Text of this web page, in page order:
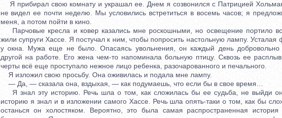
Я прибирал свою комнату и украшал ее. Днем я созвонился с Патрицией
не видел ее почти неделю. Мы условились встретиться в восемь часов; я
меня, а потом пойти в кино.
Парчовые кресла и ковер казались мне роскошными, но освещение портило
жили супруги Хассе. Я постучал к ним, чтобы попросить настольную лампу. Усталая
у окна. Мужа еще не было. Опасаясь увольнения, он каждый день добровольно
другой на работе. Его жена чем-то напоминала больную птицу. Сквозь ее
черты всё еще проступало нежное лицо ребенка, разочарованного и печального.
Я изложил свою просьбу. Она оживилась и подала мне лампу.
— Да, — сказала она, вздыхая, — как подумаешь, что если бы в свое время…
Я знал эту историю. Речь шла о том, как сложилась бы ее судьба, не выйди
историю я знал и в изложении самого Хассе. Речь шла опять-таки о том, как бы
останься он холостяком. Вероятно, это была самая распространенная